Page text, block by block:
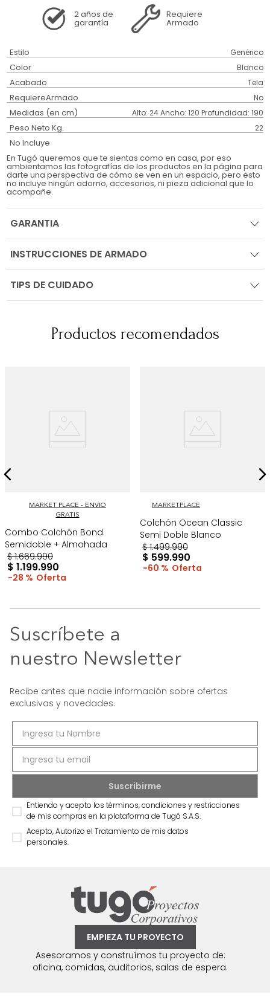
2 años de
garantía
Requiere
Armado
Estilo Genérico
Color Blanco
Acabado Tela
RequiereArmado No
Medidas (en cm) Alto: 24 Ancho: 120 Profundidad: 190
Peso Neto Kg. 22
No Incluye
En Tugó queremos que te sientas como en casa, por eso
ambientamos las fotografías de los productos en la página para
darte una perspectiva de cómo se ven en un espacio, pero esto
no incluye ningún adorno, accesorios, ni pieza adicional que lo
acompañe.
GARANTIA
INSTRUCCIONES DE ARMADO
TIPS DE CUIDADO
Productos recomendados
MARKET PLACE - ENVIO
GRATIS
Combo Colchón Bond
Semidoble + Almohada
$ 1.669.990
$ 1.199.990
28 %
MARKETPLACE
Colchón Ocean Classic
Semi Doble Blanco
$ 1.499.990
$ 599.990
60 %
Suscríbete a
nuestro Newsletter
Recibe antes que nadie información sobre ofertas
exclusivas y novedades.
Entiendo y acepto los términos, condiciones y restricciones
de mis compras en la plataforma de Tugó S.A.S.
Acepto, Autorizo el Tratamiento de mis datos
personales.
EMPIEZA TU PROYECTO
Asesoramos y construímos tu proyecto de:
oficina, comidas, auditorios, salas de espera.